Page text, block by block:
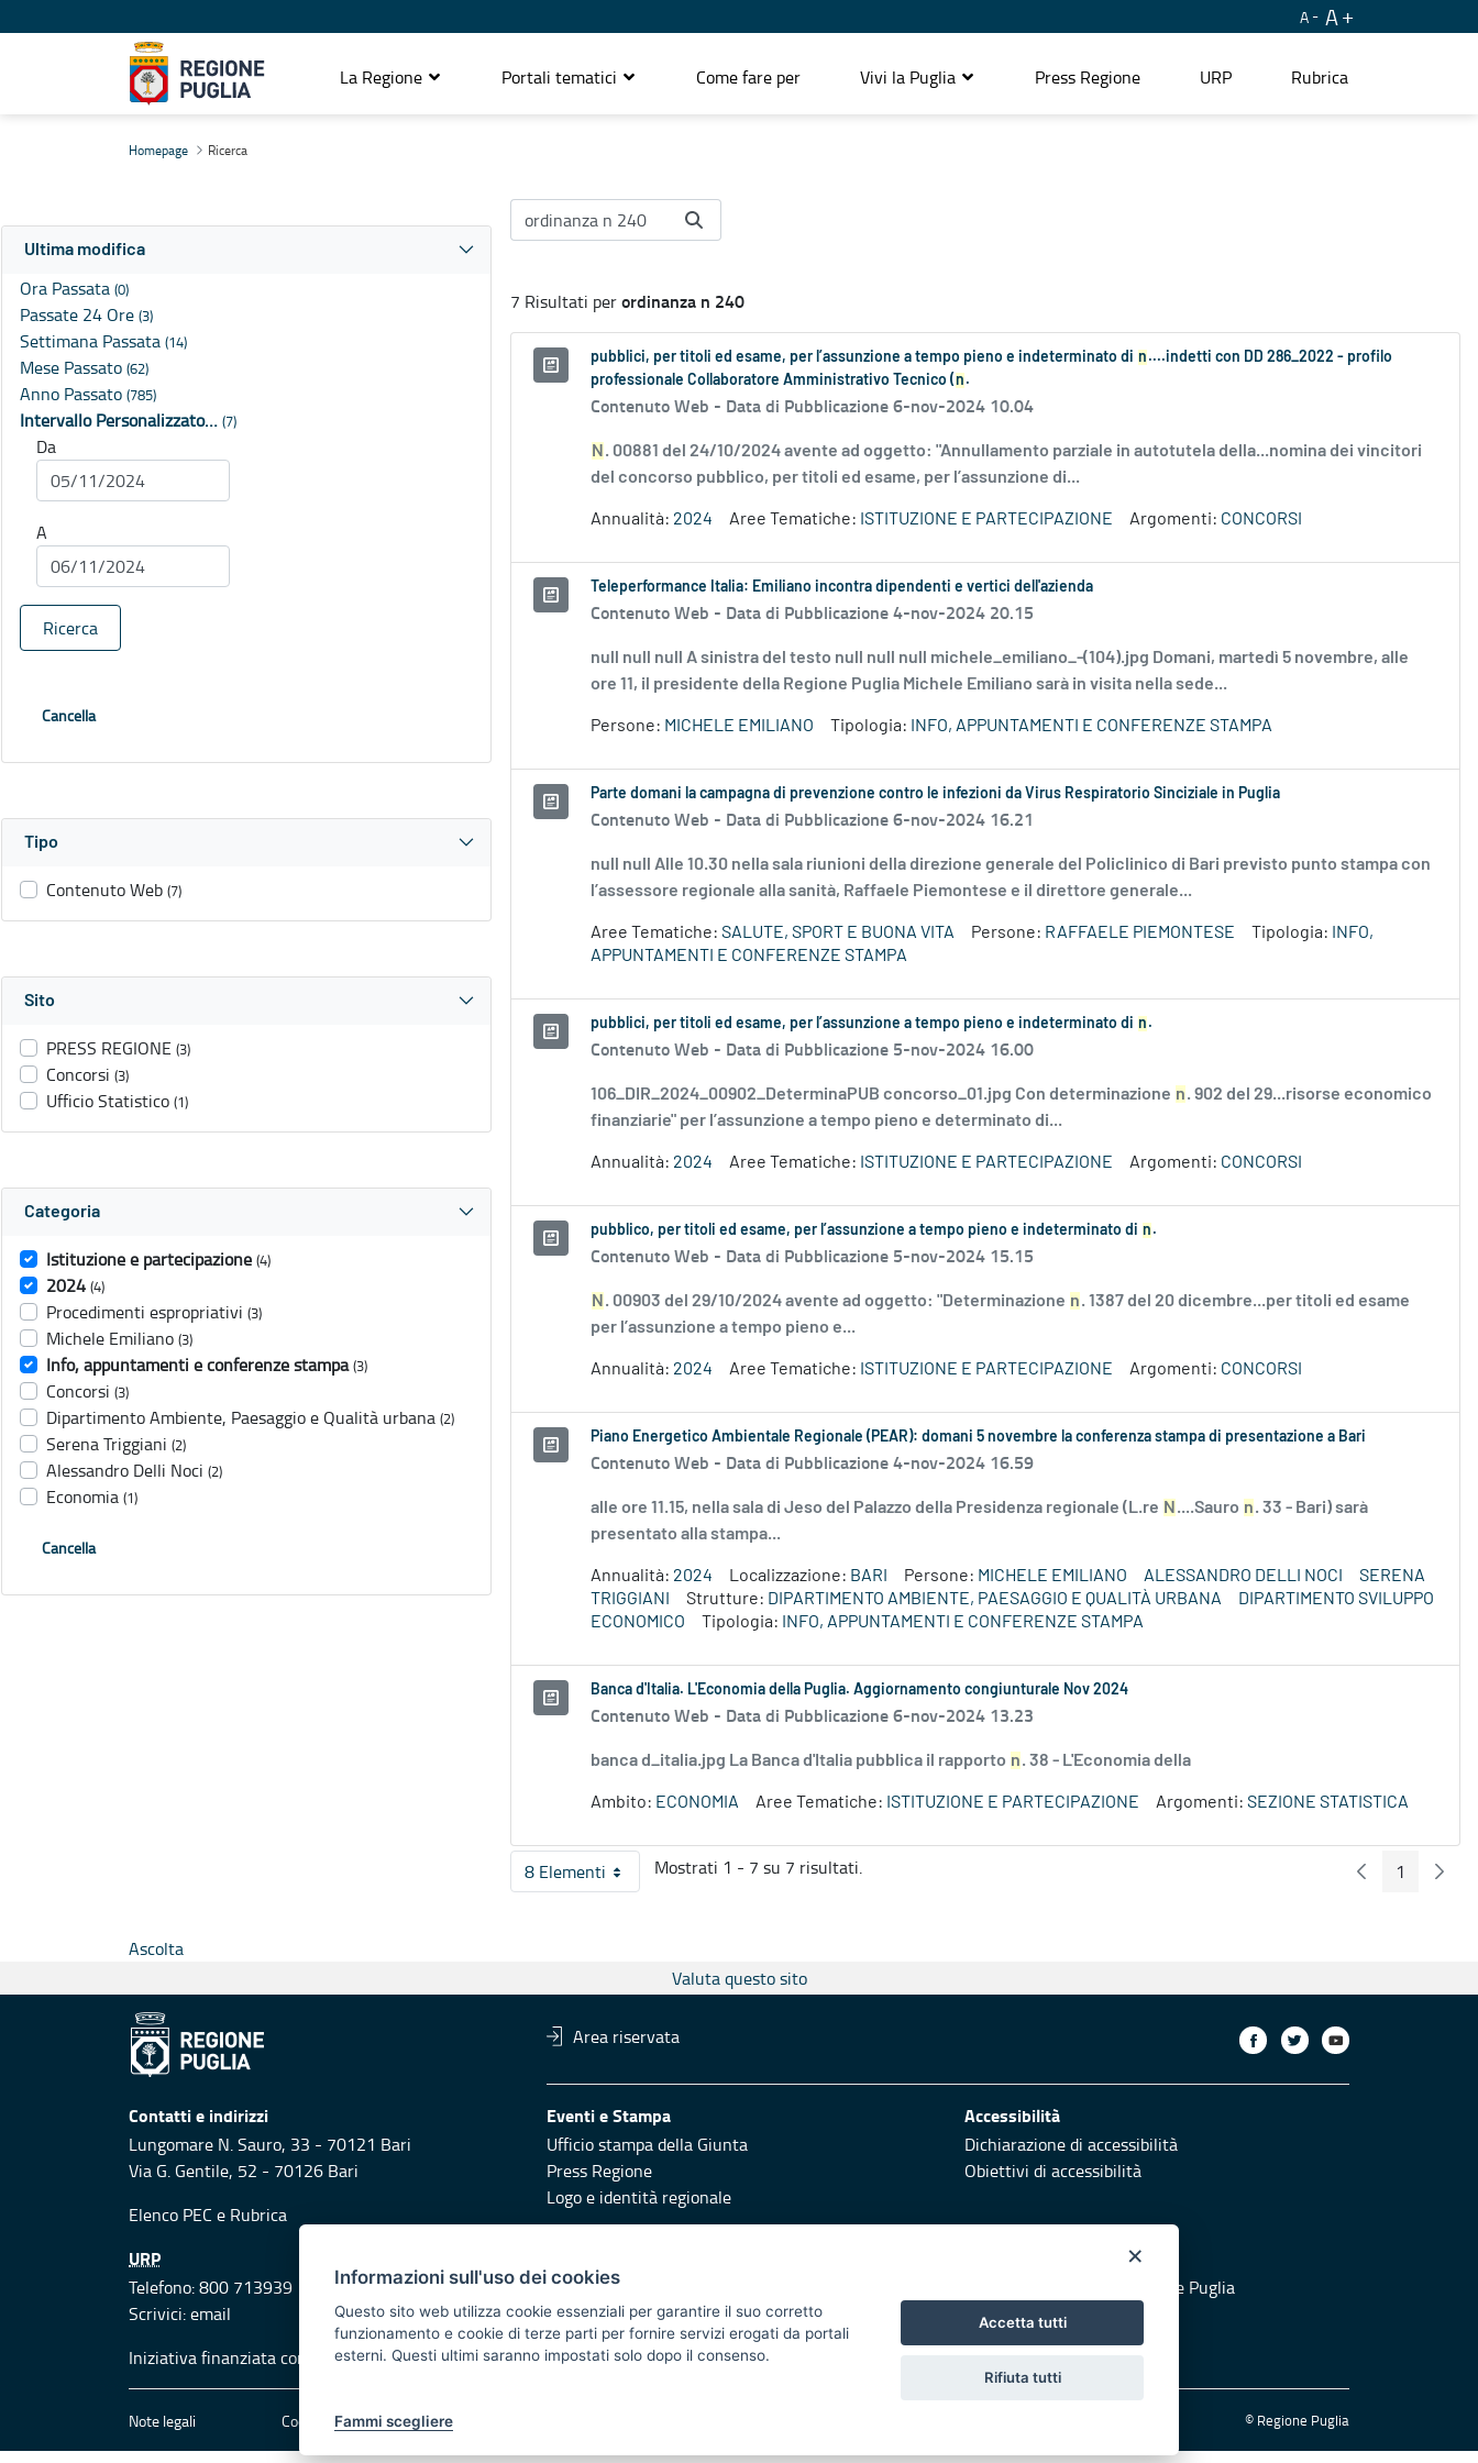
A A
La Regione Portali tematici Come fare per Vivi la Puglia Press Regione URP Rubrica
Homepage Ricerca
Ultima modifica
Ora Passata (0)
Passate 24 Ore (3)
Settimana Passata (14)
Mese Passato (62)
Anno Passato (785)
Intervallo Personalizzato… (7)
Da
A
Ricerca
Cancella
Tipo
Contenuto Web (7)
Sito
PRESS REGIONE (3)
Concorsi (3)
Ufficio Statistico (1)
Categoria
Istituzione e partecipazione (4)
2024 (4)
Procedimenti espropriativi (3)
Michele Emiliano (3)
Info, appuntamenti e conferenze stampa (3)
Concorsi (3)
Dipartimento Ambiente, Paesaggio e Qualità urbana (2)
Serena Triggiani (2)
Alessandro Delli Noci (2)
Economia (1)
Cancella
7 Risultati perordinanza n 240
pubblici, per titoli ed esame, per l’assunzione a tempo pieno e indeterminato di n ....indetti con DD 286_2022 - profilo
professionale Collaboratore Amministrativo Tecnico (n .
Contenuto Web - Data di Pubblicazione 6-nov-2024 10.04
N . 00881 del 24/10/2024 avente ad oggetto: "Annullamento parziale in autotutela della...nomina dei vincitori
del concorso pubblico, per titoli ed esame, per l’assunzione di...
Annualità: 2024 Aree Tematiche: ISTITUZIONE E PARTECIPAZIONE Argomenti: CONCORSI
Teleperformance Italia: Emiliano incontra dipendenti e vertici dell'azienda
Contenuto Web - Data di Pubblicazione 4-nov-2024 20.15
null null null A sinistra del testo null null null michele_emiliano_-(104).jpg Domani, martedì 5 novembre, alle
ore 11, il presidente della Regione Puglia Michele Emiliano sarà in visita nella sede...
Persone: MICHELE EMILIANO Tipologia: INFO, APPUNTAMENTI E CONFERENZE STAMPA
Parte domani la campagna di prevenzione contro le infezioni da Virus Respiratorio Sinciziale in Puglia
Contenuto Web - Data di Pubblicazione 6-nov-2024 16.21
null null Alle 10.30 nella sala riunioni della direzione generale del Policlinico di Bari previsto punto stampa con
l’assessore regionale alla sanità, Raffaele Piemontese e il direttore generale...
Aree Tematiche: SALUTE, SPORT E BUONA VITA Persone: RAFFAELE PIEMONTESE Tipologia:
INFO,
APPUNTAMENTI E CONFERENZE STAMPA
pubblici, per titoli ed esame, per l’assunzione a tempo pieno e indeterminato di n .
Contenuto Web - Data di Pubblicazione 5-nov-2024 16.00
106_DIR_2024_00902_DeterminaPUB concorso_01.jpg Con determinazione n. 902 del 29...risorse economico
finanziarie" per l’assunzione a tempo pieno e determinato di...
Annualità: 2024 Aree Tematiche: ISTITUZIONE E PARTECIPAZIONE Argomenti: CONCORSI
pubblico, per titoli ed esame, per l’assunzione a tempo pieno e indeterminato di n .
Contenuto Web - Data di Pubblicazione 5-nov-2024 15.15
N . 00903 del 29/10/2024 avente ad oggetto: "Determinazione n. 1387 del 20 dicembre...per titoli ed esame
per l’assunzione a tempo pieno e...
Annualità: 2024 Aree Tematiche: ISTITUZIONE E PARTECIPAZIONE Argomenti: CONCORSI
Piano Energetico Ambientale Regionale (PEAR): domani 5 novembre la conferenza stampa di presentazione a Bari
Contenuto Web - Data di Pubblicazione 4-nov-2024 16.59
alle ore 11.15, nella sala di Jeso del Palazzo della Presidenza regionale (L.re N ....Sauro n. 33 - Bari) sarà
presentato alla stampa...
Annualità: 2024 Localizzazione: BARI Persone: MICHELE EMILIANO ALESSANDRO DELLI NOCI
SERENA
TRIGGIANI
Strutture: DIPARTIMENTO AMBIENTE, PAESAGGIO E QUALITÀ URBANA
DIPARTIMENTO SVILUPPO
ECONOMICO
Tipologia: INFO, APPUNTAMENTI E CONFERENZE STAMPA
Banca d'Italia. L'Economia della Puglia. Aggiornamento congiunturale Nov 2024
Contenuto Web - Data di Pubblicazione 6-nov-2024 13.23
banca d_italia.jpg La Banca d'Italia pubblica il rapporto n. 38 - L'Economia della
Ambito: ECONOMIA Aree Tematiche: ISTITUZIONE E PARTECIPAZIONE Argomenti: SEZIONE STATISTICA
8 ElementiPer pagina
Mostrati 1 - 7 su 7 risultati. PaginaPagina
1
Ascolta
Valuta questo sito
Area riservata
Contatti e indirizzi
Lungomare N. Sauro, 33 - 70121 Bari
Via G. Gentile, 52 - 70126 Bari
Elenco PEC e Rubrica
Eventi e Stampa
Ufficio stampa della Giunta
Press Regione
Logo e identità regionale
Accessibilità
Dichiarazione di accessibilità
Obiettivi di accessibilità
URP
Telefono: 800 713939
Scrivici:email
Responsabili di pubblicazione Vai al sito di Protezione Civile Puglia
Iniziativa finanziata con risorse del POR Puglia 2014/2020 - Asse XI
Note legali Cookie e privacy © Regione Puglia
×
Informazioni sull'uso dei cookies
Questo sito web utilizza cookie essenziali per garantire il suo corretto
funzionamento e cookie di terze parti per fornire servizi erogati da portali
esterni. Questi ultimi saranno impostati solo dopo il consenso.
Fammi scegliere
Accetta tutti
Rifiuta tutti